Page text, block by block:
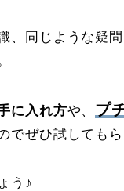
、同じような疑
に入れ方や、 プ
でぜひ試してもら
う♪